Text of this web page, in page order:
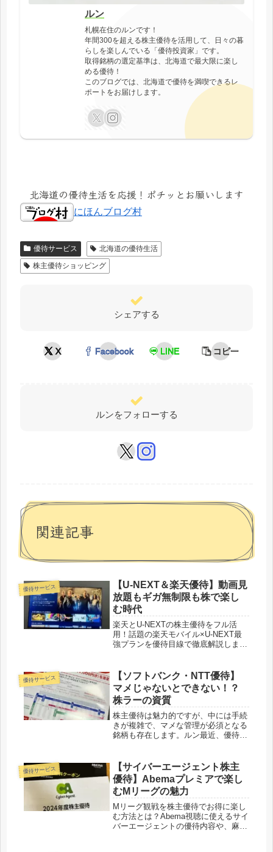
ルン
札幌在住のルンです！
年間300を超える株主優待を活用して、日々の暮
らしを楽しんでいる「優待投資家」です。
取得銘柄の選定基準は、北海道で最大限に楽し
める優待！
このブログでは、北海道で優待を満喫できるレ
ポートをお届けします。
北海道の優待生活を応援！ポチッとお願いします
にほんブログ村
優待サービス
北海道の優待生活
株主優待ショッピング
シェアする
X Facebook LINE コピー
ルンをフォローする
関連記事
優待サービス
【U-NEXT＆楽天優待】動画見
放題もギガ無制限も株で楽し
む時代
楽天とU-NEXTの株主優待をフル活
用！話題の楽天モバイル×U-NEXT最
強プランを優待目線で徹底解説しま
優待サービス
【ソフトバンク・NTT優待】
マメじゃないとできない！？
株ラーの資質
株主優待は魅力的ですが、中には手続
きが複雑で、マメな管理が必須となる
銘柄も存在します。ルン最近、優待目
るだけで得！」なデジタルギフト系の
優待—ソフトバンク（9434）とNT...
優待サービス
【サイバーエージェント株主
優待】Abemaプレミアで楽し
むMリーグの魅力
Mリーグ観戦を株主優待でお得に楽し
む方法とは？Abema視聴に使えるサイ
バーエージェントの優待内容や、麻雀